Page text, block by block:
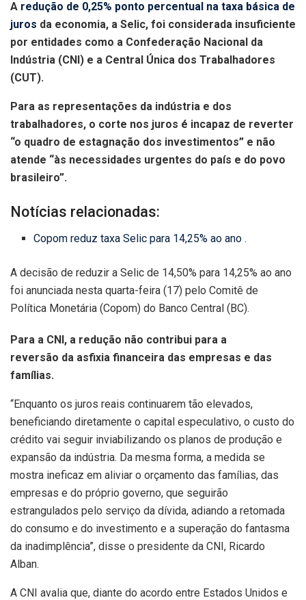
A redução de 0,25% ponto percentual na taxa básica de
juros da economia, a Selic, foi considerada insuficiente
por entidades como a Confederação Nacional da
Indústria (CNI) e a Central Única dos Trabalhadores
(CUT).
Para as representações da indústria e dos
trabalhadores, o corte nos juros é incapaz de reverter
“o quadro de estagnação dos investimentos” e não
atende “às necessidades urgentes do país e do povo
brasileiro”.
Notícias relacionadas:
Copom reduz taxa Selic para 14,25% ao ano .
A decisão de reduzir a Selic de 14,50% para 14,25% ao ano
foi anunciada nesta quarta-feira (17) pelo Comitê de
Política Monetária (Copom) do Banco Central (BC).
Para a CNI, a redução não contribui para a
reversão da asfixia financeira das empresas e das
famílias.
“Enquanto os juros reais continuarem tão elevados,
beneficiando diretamente o capital especulativo, o custo do
crédito vai seguir inviabilizando os planos de produção e
expansão da indústria. Da mesma forma, a medida se
mostra ineficaz em aliviar o orçamento das famílias, das
empresas e do próprio governo, que seguirão
estrangulados pelo serviço da dívida, adiando a retomada
do consumo e do investimento e a superação do fantasma
da inadimplência”, disse o presidente da CNI, Ricardo
Alban.
A CNI avalia que, diante do acordo entre Estados Unidos e